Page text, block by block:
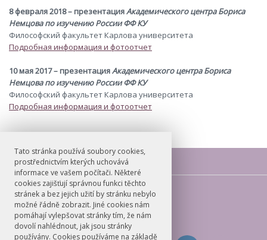
Tato stránka používá soubory cookies,
prostřednictvím kterých uchovává
informace ve vašem počítači. Některé
cookies zajišťují správnou funkci těchto
stránek a bez jejich užití by stránku nebylo
možné řádně zobrazit. Jiné cookies nám
pomáhají vylepšovat stránky tím, že nám
dovolí nahlédnout, jak jsou stránky
používány. Cookies používáme na základě
8 февраля 2018 – презентацияАкадемического центра Бориса
Немцова по изучению России ФФ КУ
Философский факультет Карлова университета
Подробная информация и фотоотчет
10 мая 2017 – презентацияАкадемического центра Бориса
Немцова по изучению России ФФ КУ
Философский факультет Карлова университета
Подробная информация и фотоотчет
E-mail
russianstudies@ff.cuni.cz